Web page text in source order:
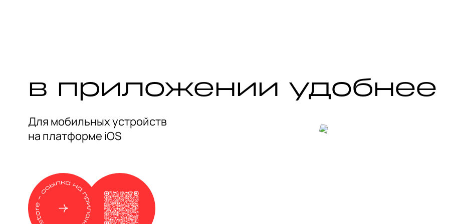
в приложении удобнее
Для мобильных устройств
на платформе iOS